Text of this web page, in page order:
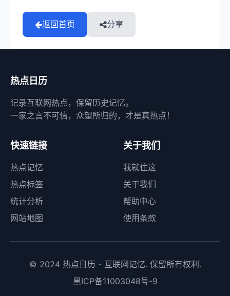
返回首页 分享
热点日历
记录互联网热点，保留历史记忆。
一家之言不可信，众望所归的，才是真热点！
快速链接
热点记忆
热点标签
统计分析
网站地图
关于我们
我就住这
关于我们
帮助中心
使用条款
© 2024 热点日历 - 互联网记忆. 保留所有权利.
黑ICP备11003048号-9